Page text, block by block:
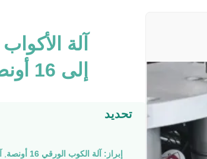
إلى 16 أونصة
تحديد
إبراز: آلة الكوب الورقي 16 أونصة